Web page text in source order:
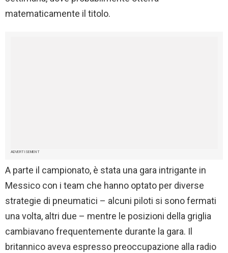
matematicamente il titolo.
ADVERTISEMENT
A parte il campionato, è stata una gara intrigante in
Messico con i team che hanno optato per diverse
strategie di pneumatici – alcuni piloti si sono fermati
una volta, altri due – mentre le posizioni della griglia
cambiavano frequentemente durante la gara. Il
britannico aveva espresso preoccupazione alla radio